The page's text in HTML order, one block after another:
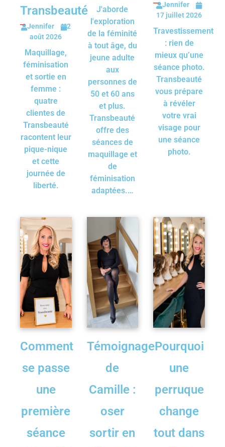
Transbeauté
Jennifer
2
août 2026
Maquillage,
féminisation
et sortie en
femme :
quatre
clientes de
Transbeauté
racontent leur
pique-nique
et cette
journée de
liberté.
J'aborde
l'exploration
de la féminité
à tout âge, du
jeune adulte
aux
personnes de
50 et 60 ans
et plus.
Transbeauté
offre des
séances de
maquillage et
de
féminisation
adaptées.…
Jennifer
17 juillet 2026
Travestissement
: rien de
mieux qu’une
séance photo.
Transbeauté
vous prépare
à révéler
votre vrai
visage pour
une séance
photo.
Comment
se passe
une
première
séance
Témoignage
de
Camille :
oser
sortir en
Pourquoi
une
perruque
change
tout dans